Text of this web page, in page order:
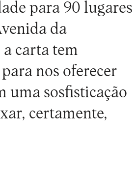
para 90 lugares
da
carta tem
nos oferecer
uma sosfisticação
certamente,